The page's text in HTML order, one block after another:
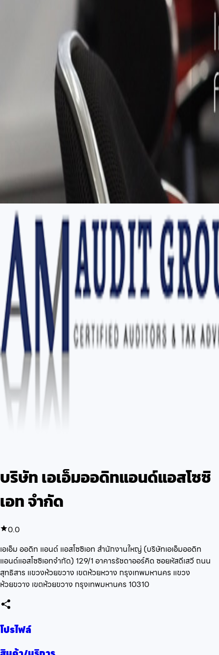
บริษัท เอเอ็มออดิทแอนด์แอสโซซิ
เอท จำกัด
0.0
เอเอ็ม ออดิท แอนด์ แอสโซซิเอท สำนักงานใหญ่ (บริษัทเอเอ็มออดิท
แอนด์แอสโซซิเอทจำกัด) 129/1 อาคารรัชดาออร์คิด ซอยหัสดีเสวี ถนน
สุทธิสาร แขวงห้วยขวาง เขตห้วยหวาง กรุงเทพมหานคร แขวง
ห้วยขวาง เขตห้วยขวาง กรุงเทพมหานคร 10310
โปรไฟล์